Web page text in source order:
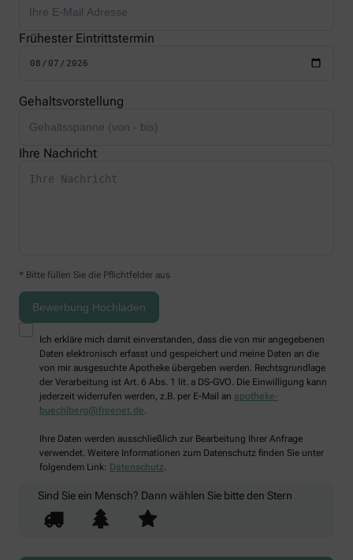
Frühester Eintrittstermin
Gehaltsvorstellung
Ihre Nachricht
* Bitte füllen Sie die Pflichtfelder aus
Ich erkläre mich damit einverstanden, dass die von mir angegebenen
Daten elektronisch erfasst und gespeichert und meine Daten an die
von mir ausgesuchte Apotheke übergeben werden. Rechtsgrundlage
der Verarbeitung ist Art. 6 Abs. 1 lit. a DS-GVO. Die Einwilligung kann
jederzeit widerrufen werden, z.B. per E-Mail an apotheke-
buechlberg@freenet.de.
Ihre Daten werden ausschließlich zur Bearbeitung Ihrer Anfrage
verwendet. Weitere Informationen zum Datenschutz finden Sie unter
folgendem Link: Datenschutz.
Sind Sie ein Mensch? Dann wählen Sie bitteden Stern